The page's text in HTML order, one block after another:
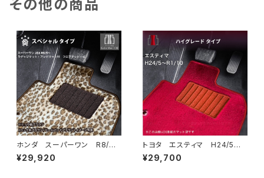
その他の商品
ホンダ スーパーワン R8/
5〜 JG6 ラゲッジマット・ア
ンドマット付 フロアマット一
¥29,920
トヨタ エスティマ H24/5〜R
1/10（後期） 50系 フロアマッ
ト一式 カーマット ハイグレー
¥29,700